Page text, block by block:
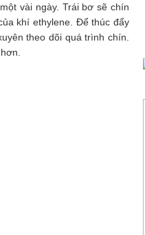
vài ngày. Trái bơ sẽ chín
khí ethylene. Để thúc đẩy
theo dõi quá trình chín.